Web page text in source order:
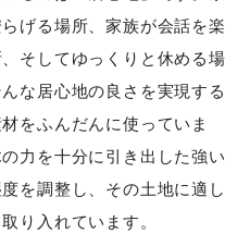
げる場所、家族が会話を楽
そしてゆっくりと休める場
な居心地の良さを実現する
をふんだんに使っていま
力を十分に引き出した強い
を調整し、その土地に適し
り入れています。